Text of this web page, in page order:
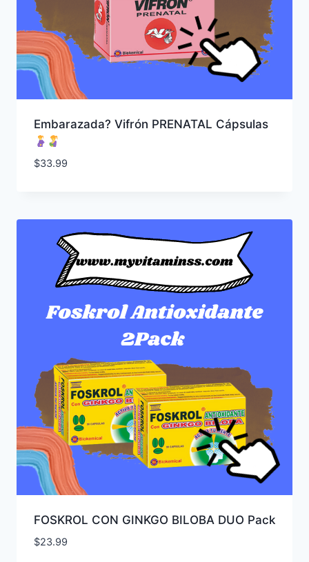
Embarazada? Vifrón PRENATAL Cápsulas
$33.99
FOSKROL CON GINKGO BILOBA DUO Pack
$23.99